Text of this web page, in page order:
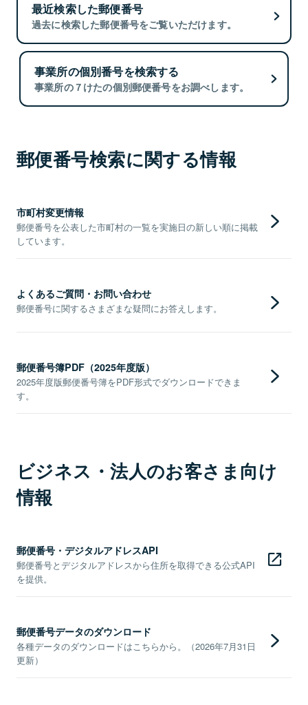
最近検索した郵便番号
過去に検索した郵便番号をご覧いただけます。
事業所の個別番号を検索する
事業所の７けたの個別郵便番号をお調べします。
郵便番号検索に関する情報
市町村変更情報
郵便番号を公表した市町村の一覧を実施日の新しい順に掲載
しています。
よくあるご質問・お問い合わせ
郵便番号に関するさまざまな疑問にお答えします。
郵便番号簿PDF（2025年度版）
2025年度版郵便番号簿をPDF形式でダウンロードできま
す。
ビジネス・法人のお客さま向け
情報
郵便番号・デジタルアドレスAPI
郵便番号とデジタルアドレスから住所を取得できる公式API
を提供。
郵便番号データのダウンロード
各種データのダウンロードはこちらから。（2026年7月31日
更新）